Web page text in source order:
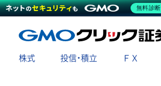
株式 投信・積立 ＦＸ
無料診断